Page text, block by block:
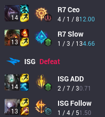
14
R7Ceo
4 / 1 / 812.00
13
R7Slow
1 / 3 / 134.66
ISG Defeat
14
ISGADD
2 / 7 / 30.71
13
ISG Follow
1 / 4 / 51.50